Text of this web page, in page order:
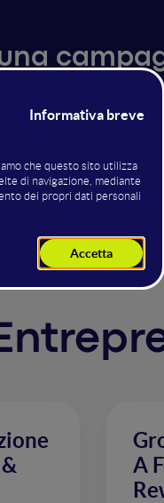
A volte il progetto
che prima di
commessi
seguite.
A